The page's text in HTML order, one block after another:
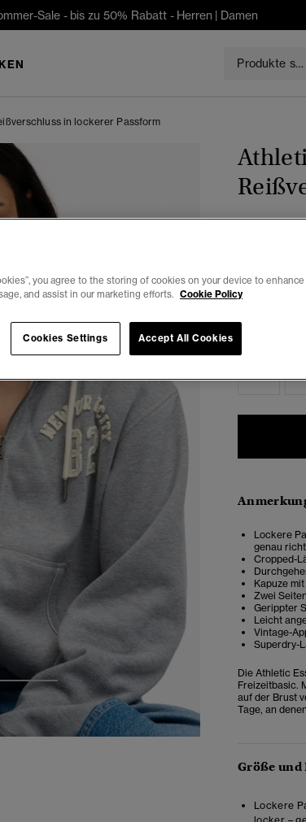
Sale - bis zu 50% Rabatt - Herren | Damen
in lockerer Passform
7
€74.99
Lockere
genau
Cropped-
Kapuze
Zwei
Gerippter
Leicht
Vintage-
Superdry-
Die Athletic
Freizeitbasic.
auf der Brust
Tage, an
Größe und
Lockere
you agree to the storing of cookies on your device to
and assist in our marketing efforts. Cookie Policy
Accept All Cookies
Cookies Settings